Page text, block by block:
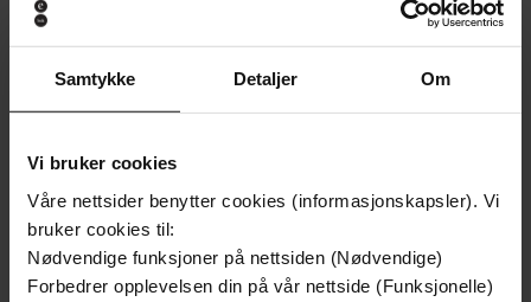
Samtykke Detaljer Om
Vi bruker cookies
Våre nettsider benytter cookies (informasjonskapsler). Vi
bruker cookies til:
Nødvendige funksjoner på nettsiden (Nødvendige)
Forbedrer opplevelsen din på vår nettside (Funksjonelle)